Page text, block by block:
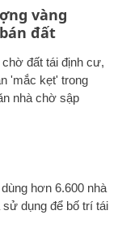
vàng
đất
đất tái định cư,
'mắc kẹt' trong
nhà chờ sập
hơn 6.600 nhà
dụng để bố trí tái